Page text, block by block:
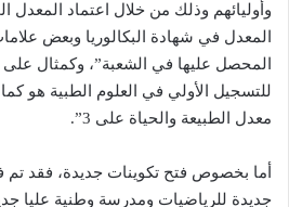
وأوليائهم وذلك من خلال اعتماد
المعدل في شهادة البكالوريا وبعض
المحصل عليها في الشعبة”، وكمثال
معدل الطبيعة والحياة على 3”.
أما بخصوص فتح تكوينات جديدة، فقد تم
جديدة للرياضيات ومدرسة وطنية عليا